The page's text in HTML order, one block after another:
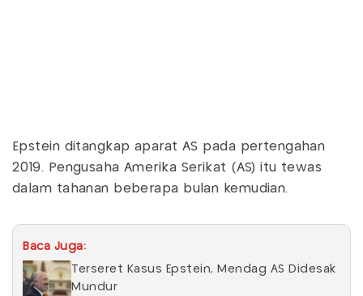
Epstein ditangkap aparat AS pada pertengahan
2019. Pengusaha Amerika Serikat (AS) itu tewas
dalam tahanan beberapa bulan kemudian.
Baca Juga:
Terseret Kasus Epstein, Mendag AS Didesak
Mundur